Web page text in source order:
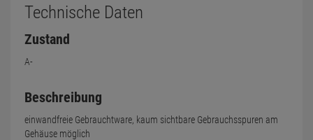
Technische Daten
Zustand
A-
Beschreibung
einwandfreie Gebrauchtware, kaum sichtbare Gebrauchsspuren am
Gehäuse möglich